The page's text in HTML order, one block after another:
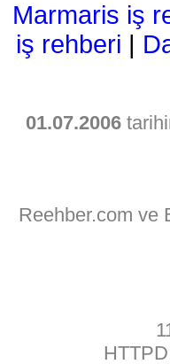
Marmaris iş
iş rehberi |
01.07.2006
Reehber.com ve